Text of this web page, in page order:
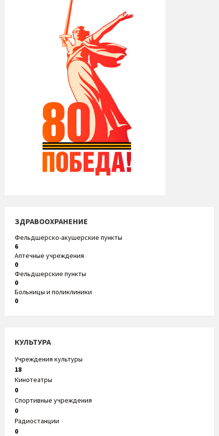
ЗДРАВООХРАНЕНИЕ
Фельдшерско-акушерские пункты
6
Аптечные учреждения
0
Фельдшерские пункты
0
Больницы и поликлиники
0
КУЛЬТУРА
Учреждения культуры
18
Кинотеатры
0
Спортивные учреждения
0
Радиостанции
0